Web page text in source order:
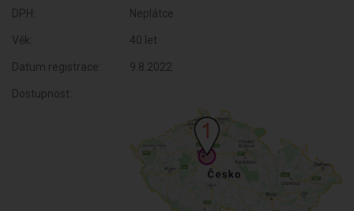
DPH: Neplátce
Věk: 40 let
Datum registrace: 9.8.2022
Dostupnost: